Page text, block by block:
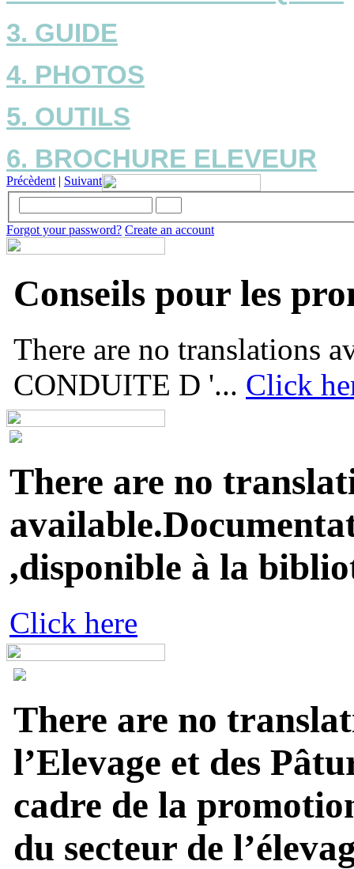
3. GUIDE
4. PHOTOS
5. OUTILS
6. BROCHURE ELEVEUR
Précèdent | Suivant
Forgot your password? Create an account
Conseils pour les
There are no translations
CONDUITE D '... Click
There are no
,disponible à la
Click here
There are no
l’Elevage et des
cadre de la
du secteur de